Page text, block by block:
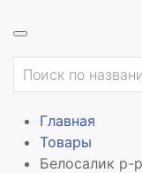
Главная
Товары
Белосалик р-